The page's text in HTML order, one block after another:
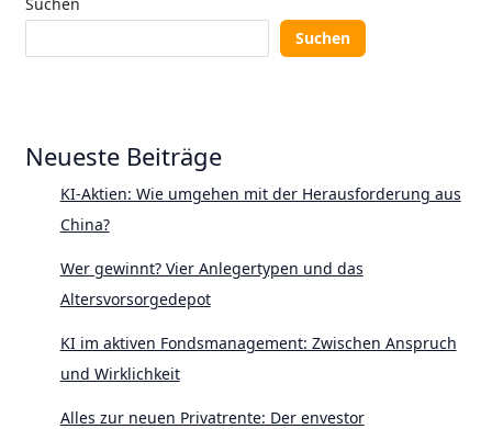
Suchen
Neueste Beiträge
KI-Aktien: Wie umgehen mit der Herausforderung aus
China?
Wer gewinnt? Vier Anlegertypen und das
Altersvorsorgedepot
KI im aktiven Fondsmanagement: Zwischen Anspruch
und Wirklichkeit
Alles zur neuen Privatrente: Der envestor